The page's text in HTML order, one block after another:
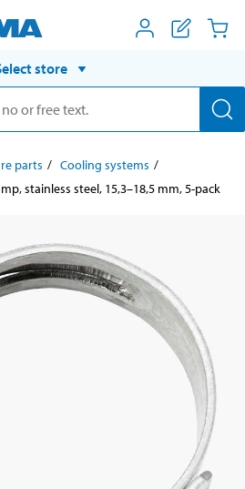
store
parts
Cooling systems
stainless steel, 15,3–18,5 mm, 5-pack